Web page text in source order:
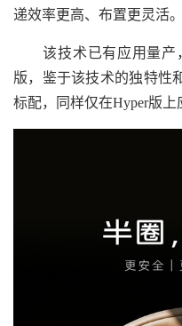
递效率更高、布置更灵活。
该技术已有应用量产，
版，鉴于该技术的独特性
标配，同样仅在Hyper版上